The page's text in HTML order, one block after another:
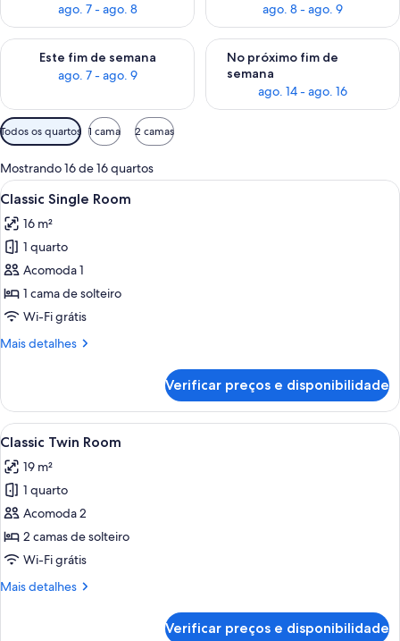
ago. 7 - ago. 8
ago. 8 - ago. 9
Este fim de semana
ago. 7 - ago. 9
Verifica a disponibilidade para este fim de semana, ago. 7 -
No próximo fim de
semana
ago. 14 - ago. 16
Verifica a disponibilidade
Filtros
disponíveis
para
os
quartos
Todos os quartos 1 cama 2 camas
Mostrando 16 de 16 quartos
Carrega
todas
as
fotos
de
Classic
Single
Quarto de hotel com cama,
4
Classic Single Room
16 m²
1 quarto
Acomoda 1
1 cama de solteiro
Wi-Fi grátis
Mais detalhes
Mais
Single
Room
Verificar preços e disponibilidade
Carrega
todas
as
fotos
de
Classic
Twin
Quarto de hotel com duas camas,
5
Classic Twin Room
19 m²
1 quarto
Acomoda 2
2 camas de solteiro
Wi-Fi grátis
Mais detalhes
Mais
Verificar preços e disponibilidade